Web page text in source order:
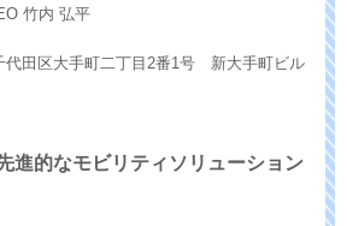
竹内 弘平
代田区大手町二丁目2番1号 新大手町ビル
進的なモビリティソリューション